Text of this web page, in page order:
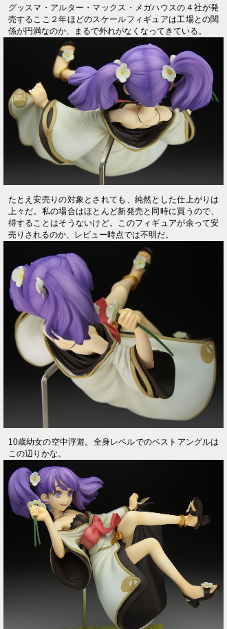
グッスマ・アルター・マックス・メガハウスの４社が発
売するここ２年ほどのスケールフィギュアは工場との関
係が円満なのか、まるで外れがなくなってきている。
たとえ安売りの対象とされても、純然とした仕上がりは
上々だ。私の場合はほとんど新発売と同時に買うので、
得することはそうないけど。このフィギュアが余って安
売りされるのか、レビュー時点では不明だ。
10歳幼女の空中浮遊。全身レベルでのベストアングルは
この辺りかな。